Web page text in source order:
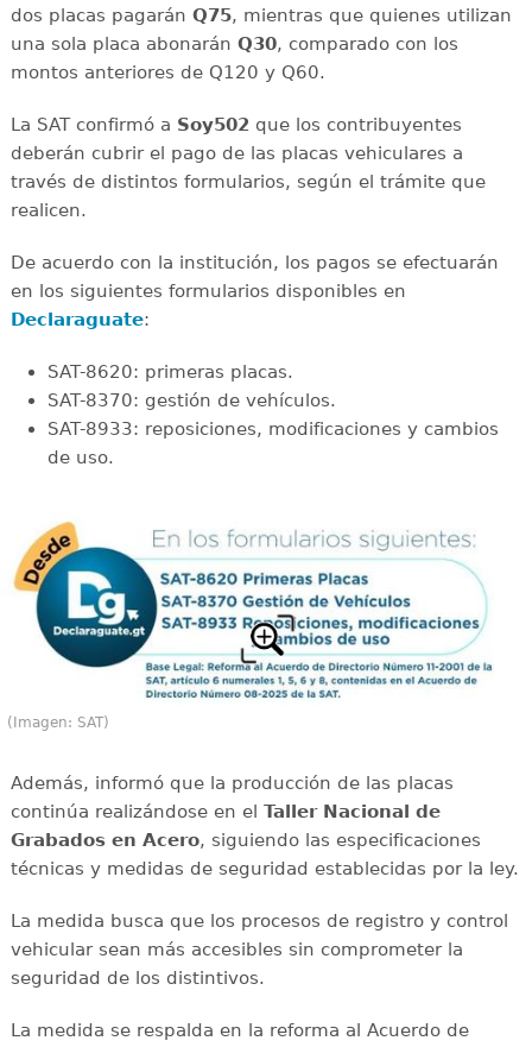
dos placas pagarán Q75, mientras que quienes utilizan
una sola placa abonarán Q30, comparado con los
montos anteriores de Q120 y Q60.
La SAT confirmó a Soy502que los contribuyentes
deberán cubrir el pago de las placas vehiculares a
través de distintos formularios, según el trámite que
realicen.
De acuerdo con la institución, los pagos se efectuarán
en los siguientes formularios disponibles en
Declaraguate:
SAT-8620: primeras placas.
SAT-8370: gestión de vehículos.
SAT-8933: reposiciones, modificaciones y cambios
de uso.
(Imagen: SAT)
Además, informó que la producción de las placas
continúa realizándose en el Taller Nacional de
Grabados en Acero, siguiendo las especificaciones
técnicas y medidas de seguridad establecidas por la ley.
La medida busca que los procesos de registro y control
vehicular sean más accesibles sin comprometer la
seguridad de los distintivos.
La medida se respalda en la reforma al Acuerdo de